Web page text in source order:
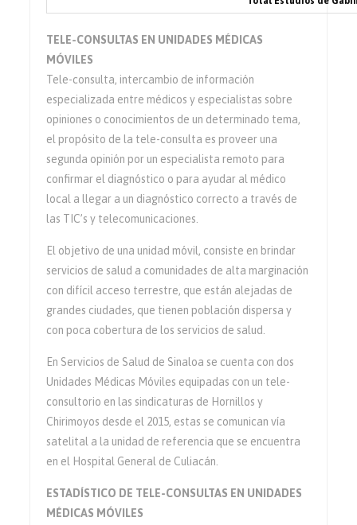
TELE-CONSULTAS EN UNIDADES MÉDICAS
MÓVILES
Tele-consulta, intercambio de información
especializada entre médicos y especialistas sobre
opiniones o conocimientos de un determinado tema,
el propósito de la tele-consulta es proveer una
segunda opinión por un especialista remoto para
confirmar el diagnóstico o para ayudar al médico
local a llegar a un diagnóstico correcto a través de
las TIC’s y telecomunicaciones.
El objetivo de una unidad móvil, consiste en brindar
servicios de salud a comunidades de alta marginación
con difícil acceso terrestre, que están alejadas de
grandes ciudades, que tienen población dispersa y
con poca cobertura de los servicios de salud.
En Servicios de Salud de Sinaloa se cuenta con dos
Unidades Médicas Móviles equipadas con un tele-
consultorio en las sindicaturas de Hornillos y
Chirimoyos desde el 2015, estas se comunican vía
satelital a la unidad de referencia que se encuentra
en el Hospital General de Culiacán.
ESTADÍSTICO DE TELE-CONSULTAS EN UNIDADES
MÉDICAS MÓVILES